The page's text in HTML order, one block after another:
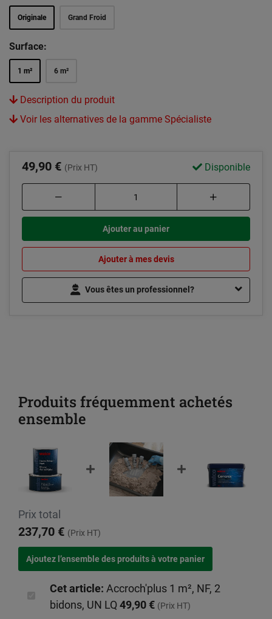
Originale Grand Froid
Surface:
1 m² 6 m²
Description du produit
Voir les alternatives de la gamme Spécialiste
49,90 € (Prix HT) Disponible
Ajouter au panier
Ajouter à mes devis
Vous êtes un professionnel?
Produits fréquemment achetés
ensemble
Prix total
237,70 € (Prix HT)
Cet article: Accroch'plus 1 m², NF, 2
bidons, UN LQ49,90 € (Prix HT)